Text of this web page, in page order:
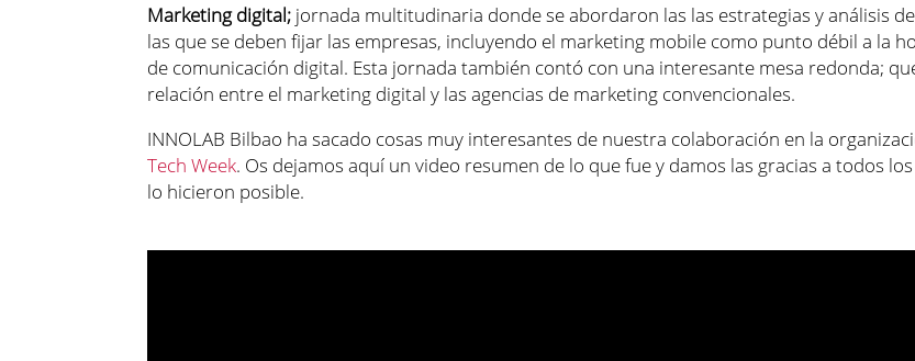
Marketing digital; jornada multitudinaria donde se abordaron las las estrategias y análisis
las que se deben fijar las empresas, incluyendo el marketing mobile como punto débil a la
de comunicación digital. Esta jornada también contó con una interesante mesa redonda;
relación entre el marketing digital y las agencias de marketing convencionales.
INNOLAB Bilbao ha sacado cosas muy interesantes de nuestra colaboración en la
Tech Week. Os dejamos aquí un video resumen de lo que fue y damos las gracias a todos
lo hicieron posible.